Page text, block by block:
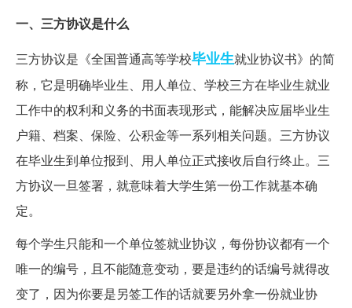
一、三方协议是什么
三方协议是《全国普通高等学校毕业生就业协议书》的简
称，它是明确毕业生、用人单位、学校三方在毕业生就业
工作中的权利和义务的书面表现形式，能解决应届毕业生
户籍、档案、保险、公积金等一系列相关问题。三方协议
在毕业生到单位报到、用人单位正式接收后自行终止。三
方协议一旦签署，就意味着大学生第一份工作就基本确
定。
每个学生只能和一个单位签就业协议，每份协议都有一个
唯一的编号，且不能随意变动，要是违约的话编号就得改
变了，因为你要是另签工作的话就要另外拿一份就业协